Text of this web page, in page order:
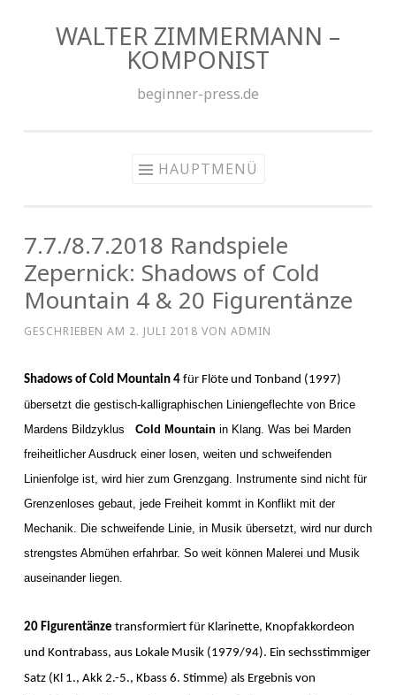
WALTER ZIMMERMANN –
KOMPONIST
beginner-press.de
HAUPTMENÜ
7.7./8.7.2018 Randspiele
Zepernick: Shadows of Cold
Mountain 4 & 20 Figurentänze
GESCHRIEBEN AM 2. JULI 2018 VON ADMIN
Shadows of Cold Mountain 4 für Flöte und Tonband (1997)
übersetzt die gestisch-kalligraphischen Liniengeflechte von Brice
Mardens Bildzyklus
Cold Mountain in Klang. Was bei Marden
freiheitlicher Ausdruck einer losen, weiten und schweifenden
Linienfolge ist, wird hier zum Grenzgang. Instrumente sind nicht für
Grenzenloses gebaut, jede Freiheit kommt in Konflikt mit der
Mechanik. Die schweifende Linie, in Musik übersetzt, wird nur durch
strengstes Abmühen erfahrbar. So weit können Malerei und Musik
auseinander liegen.
20 Figurentänze transformiert für Klarinette, Knopfakkordeon
und Kontrabass, aus Lokale Musik (1979/94). Ein sechsstimmiger
Satz (Kl 1., Akk 2.-5., Kbass 6. Stimme) als Ergebnis von